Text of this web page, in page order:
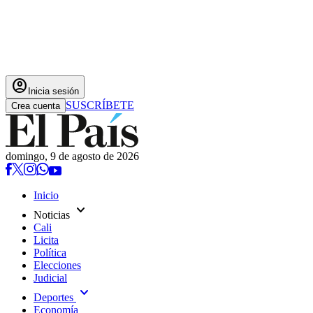
account_circle Inicia sesión
Crea cuenta SUSCRÍBETE
domingo, 9 de agosto de 2026
Inicio
Noticias expand_more
Cali
Licita
Política
Elecciones
Judicial
Deportes expand_more
Economía